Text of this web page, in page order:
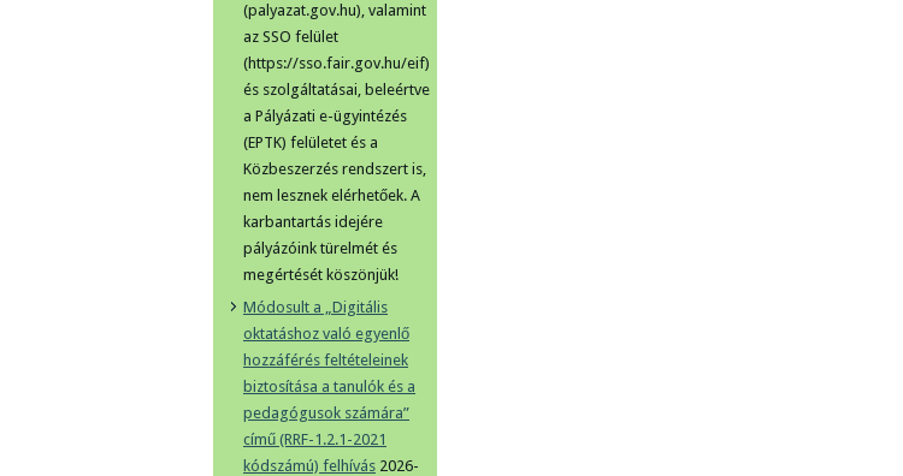
(palyazat.gov.hu), valamint
az SSO felület
(https://sso.fair.gov.hu/eif)
és szolgáltatásai, beleértve
a Pályázati e-ügyintézés
(EPTK) felületet és a
Közbeszerzés rendszert is,
nem lesznek elérhetőek. A
karbantartás idejére
pályázóink türelmét és
megértését köszönjük!
Módosult a „Digitális
oktatáshoz való egyenlő
hozzáférés feltételeinek
biztosítása a tanulók és a
pedagógusok számára”
című (RRF-1.2.1-2021
kódszámú) felhívás 2026-